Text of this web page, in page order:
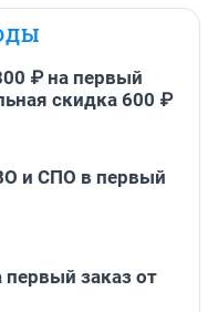
₽ на первый
скидка 600 ₽
и СПО в первый
заказ от